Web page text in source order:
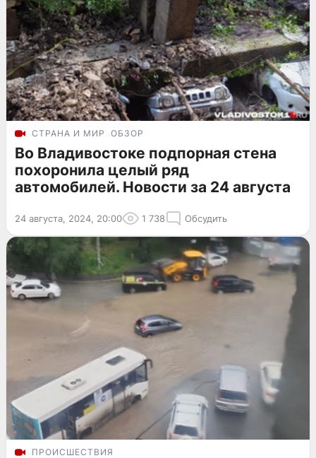
СТРАНА И МИР ОБЗОР
Во Владивостоке подпорная стена
похоронила целый ряд
автомобилей. Новости за 24 августа
24 августа, 2024, 20:00 1 738 Обсудить
ПРОИСШЕСТВИЯ